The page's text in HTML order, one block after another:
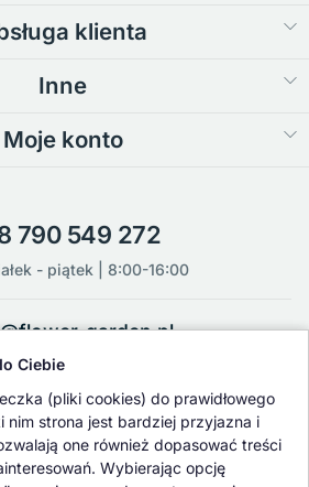
klienta
Inne
Moje konto
790 549 272
- piątek | 8:00-16:00
garden.pl
i nasiona podlegają regularnej ścisłej
zdrowotnej przeprowadzanej przez
Państwowej Inspekcji Ochrony Roślin i
Ciebie
(pliki cookies) do prawidłowego
nim strona jest bardziej przyjazna i
one również dopasować treści
Wybierając opcję